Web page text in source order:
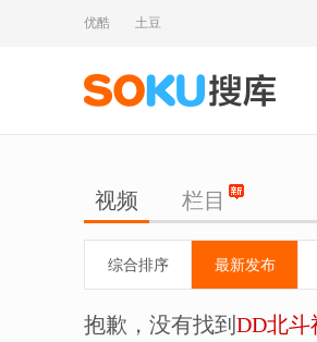
优酷 土豆
视频 栏目
综合排序 最新发布
抱歉，没有找到 DD北斗